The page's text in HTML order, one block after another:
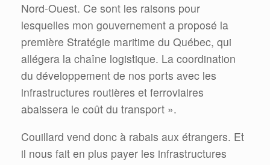
Nord-Ouest. Ce sont les raisons pour
lesquelles mon gouvernement a proposé la
première Stratégie maritime du Québec, qui
allégera la chaîne logistique. La coordination
du développement de nos ports avec les
infrastructures routières et ferroviaires
abaissera le coût du transport ».
Couillard vend donc à rabais aux étrangers. Et
il nous fait en plus payer les infrastructures